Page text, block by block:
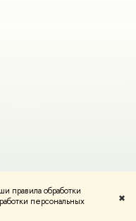
правила обработки
персональных
✖
Редактору